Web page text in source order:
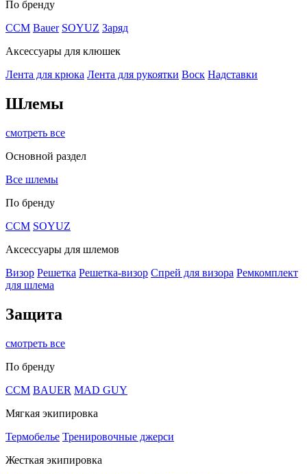
По бренду
CCM Bauer SOYUZ Заряд
Аксессуары для клюшек
Лента для крюка Лента для рукоятки Воск Надставки
Шлемы
смотреть все
Основной раздел
Все шлемы
По бренду
CCM SOYUZ
Аксессуары для шлемов
Визор Решетка Решетка-визор Спрей для визора Ремкомплект
для шлема
Защита
смотреть все
По бренду
CCM BAUER MAD GUY
Мягкая экипировка
Термобелье Тренировочные джерси
Жесткая экипировка